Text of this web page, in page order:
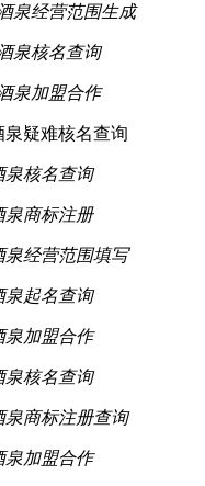
泉经营范围生成
泉核名查询
泉加盟合作
泉疑难核名查询
泉核名查询
泉商标注册
泉经营范围填写
泉起名查询
泉加盟合作
泉核名查询
泉商标注册查询
泉加盟合作